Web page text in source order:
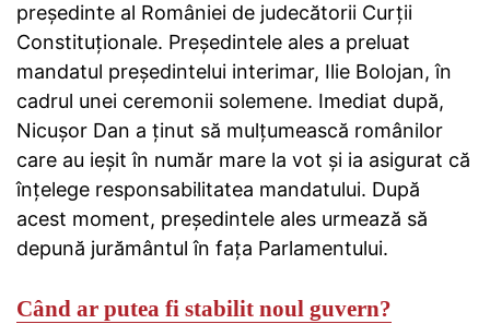
preşedinte al României de judecătorii Curţii
Constituţionale. Preşedintele ales a preluat
mandatul preşedintelui interimar, Ilie Bolojan, în
cadrul unei ceremonii solemene. Imediat după,
Nicuşor Dan a ţinut să mulţumească românilor
care au ieşit în număr mare la vot şi ia asigurat că
înţelege responsabilitatea mandatului. După
acest moment, preşedintele ales urmează să
depună jurământul în faţa Parlamentului.
Când ar putea fi stabilit noul guvern?